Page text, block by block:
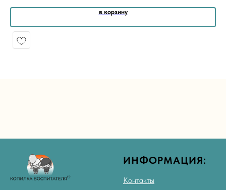
в корзину
ИНФОРМАЦИЯ:
Контакты